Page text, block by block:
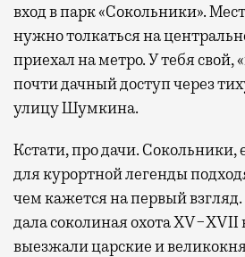
вход в парк «Сокольники».
нужно толкаться на
приехал на метро. У тебя свой,
почти дачный доступ через
улицу Шумкина.
Кстати, про дачи. Сокольники,
для курортной легенды
чем кажется на первый
дала соколиная охота XV−XVII
выезжали царские и